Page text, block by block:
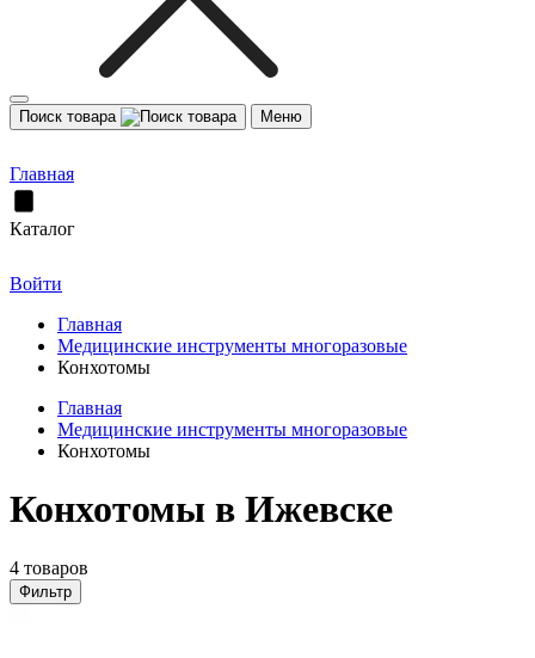
Поиск товара Меню
Главная
Каталог
Войти
Главная
Медицинские инструменты многоразовые
Конхотомы
Главная
Медицинские инструменты многоразовые
Конхотомы
Конхотомы в Ижевске
4 товаров
Фильтр